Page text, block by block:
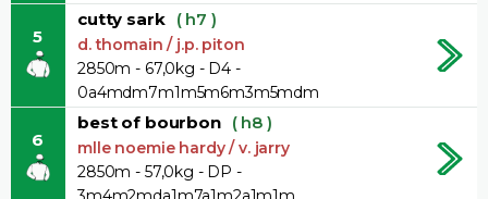
5
cutty sark ( h7 )
d. thomain / j.p. piton
2850m - 67,0kg - D4 -
0a4mdm7m1m5m6m3m5mdm
6
best of bourbon ( h8 )
mlle noemie hardy / v. jarry
2850m - 57,0kg - DP -